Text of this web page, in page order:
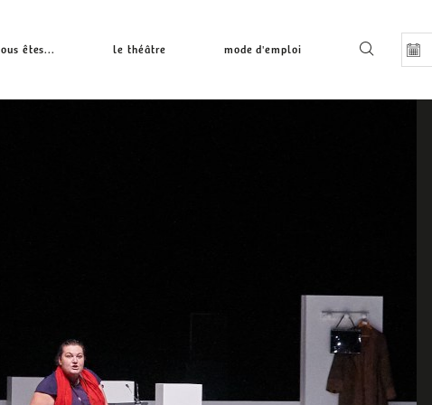
êtes... le théâtre mode d'emploi